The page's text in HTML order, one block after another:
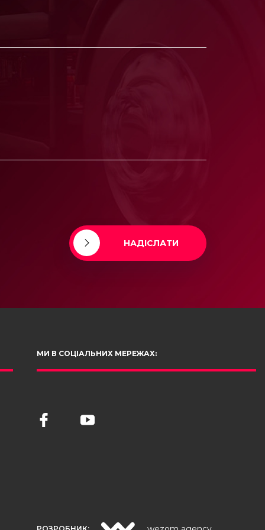
НАДІСЛАТИ
МИ В СОЦІАЛЬНИХ МЕРЕЖАХ: